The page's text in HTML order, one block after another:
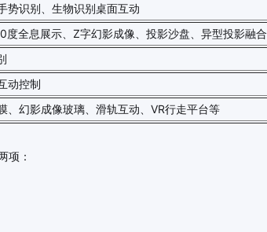
势识别、生物识别桌面互动
全息展示、Z字幻影成像、投影沙盘、异型投影融合
动控制
、幻影成像玻璃、滑轨互动、VR行走平台等
项：